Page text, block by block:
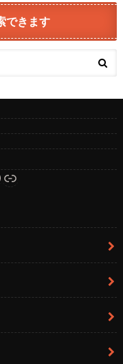
できます
リンク